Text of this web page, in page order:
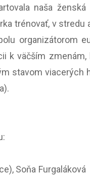
naša
trénovať, v
organizátorom
k väčším
stavom
Soňa